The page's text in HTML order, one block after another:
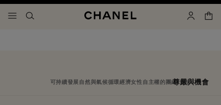
選單 - 主導覽
- 主導覽搜尋 賬戶
購物
尊嚴與機會
可持續發展 自然與氣候循環經濟女性自主權 的團結行動